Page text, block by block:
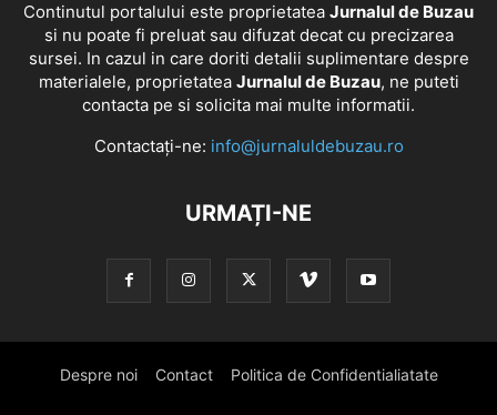
Continutul portalului este proprietatea Jurnalul de Buzau
si nu poate fi preluat sau difuzat decat cu precizarea
sursei. In cazul in care doriti detalii suplimentare despre
materialele, proprietatea Jurnalul de Buzau, ne puteti
contacta pe si solicita mai multe informatii.
Contactați-ne: info@jurnaluldebuzau.ro
URMAȚI-NE
Despre noi Contact Politica de Confidentialiatate